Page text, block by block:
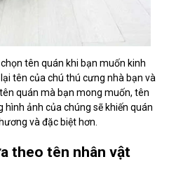
tên quán khi bạn muốn kinh
tên của chú thú cưng nhà bạn và
quán mà bạn mong muốn, tên
ảnh của chúng sẽ khiến quán
và đặc biệt hơn.
theo tên nhân vật